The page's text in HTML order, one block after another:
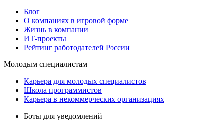
Блог
О компаниях в игровой форме
Жизнь в компании
ИТ-проекты
Рейтинг работодателей России
Молодым специалистам
Карьера для молодых специалистов
Школа программистов
Карьера в некоммерческих организациях
Боты для уведомлений